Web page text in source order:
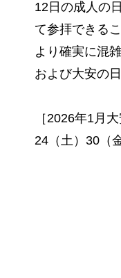
12日の成人の
て参拝できる
より確実に混
および大安の
［2026年1月
24（土）30（金